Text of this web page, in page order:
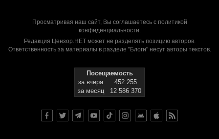
Просматривая наш сайт, Вы соглашаетесь с политикой
конфиденциальности.
Редакция Цензор.НЕТ может не разделять позицию авторов.
Ответственность за материалы в разделе "Блоги" несут авторы текстов.
Посещаемость
за вчера
452 255
за месяц
12 586 370